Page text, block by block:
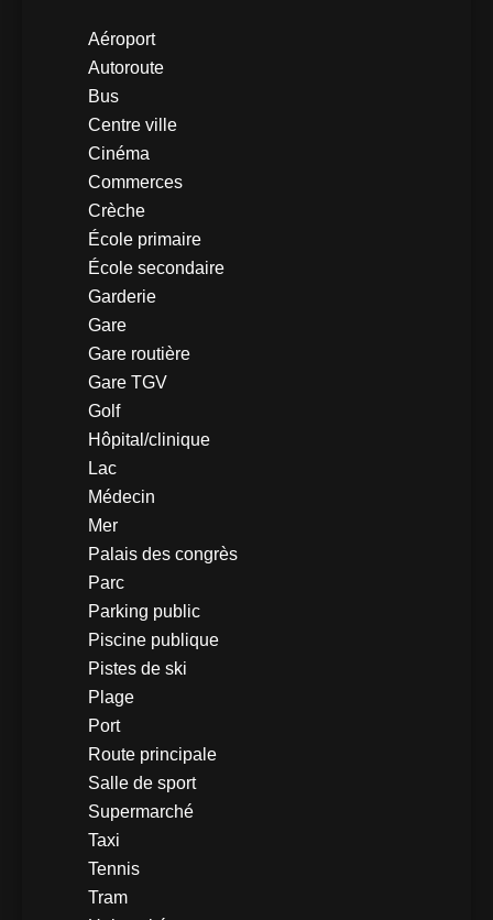
Aéroport
Autoroute
Bus
Centre ville
Cinéma
Commerces
Crèche
École primaire
École secondaire
Garderie
Gare
Gare routière
Gare TGV
Golf
Hôpital/clinique
Lac
Médecin
Mer
Palais des congrès
Parc
Parking public
Piscine publique
Pistes de ski
Plage
Port
Route principale
Salle de sport
Supermarché
Taxi
Tennis
Tram